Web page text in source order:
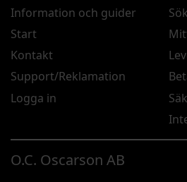
O.C. Oscarson AB
Information och guider
Start
Kontakt
Support/Reklamation
Logga in